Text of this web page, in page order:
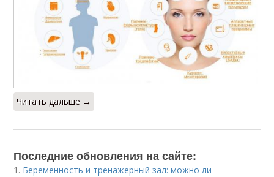
Читать дальше →
Последние обновления на сайте:
1. Беременность и тренажерный зал: можно ли